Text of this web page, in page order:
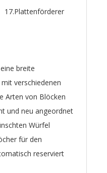
breite
verschiedenen
Arten von Blöcken
und neu angeordnet
Würfel
für den
reserviert